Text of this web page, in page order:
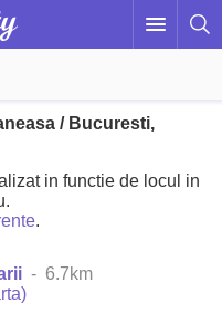
/ Bucuresti,
in functie de locul in
.
- 6.7km